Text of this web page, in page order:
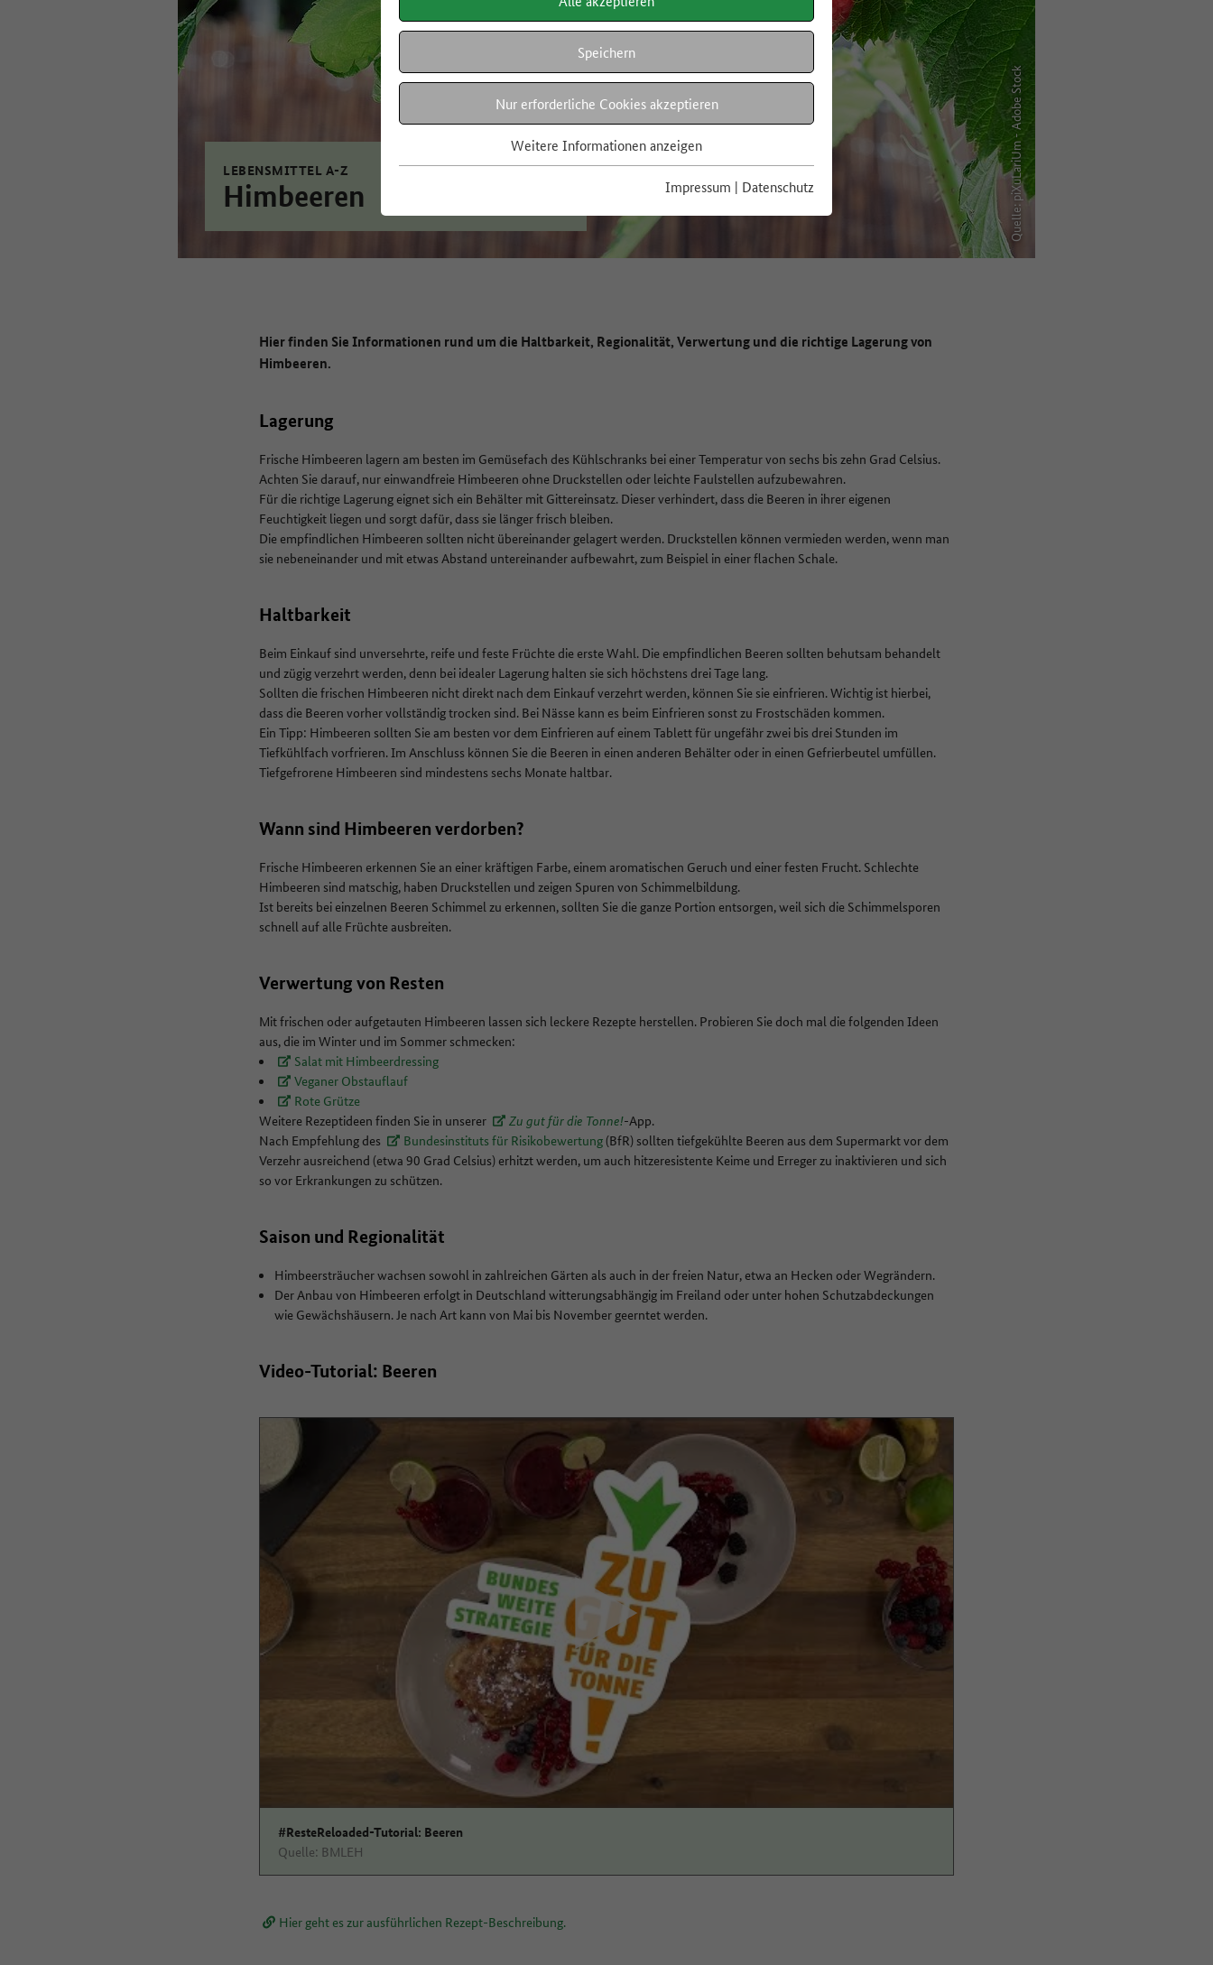
Speichern
Nur erforderliche Cookies akzeptieren
Weitere Informationen anzeigen
Impressum | Datenschutz
LEBENSMITTEL A-Z
Himbeeren Quelle: piXuLariUm - Adobe Stock
Hier finden Sie Informationen rund um die Haltbarkeit, Regionalität, Verwertung und die richtige Lagerung von
Himbeeren.
Lagerung
Frische Himbeeren lagern am besten im Gemüsefach des Kühlschranks bei einer Temperatur von sechs bis zehn Grad Celsius.
Achten Sie darauf, nur einwandfreie Himbeeren ohne Druckstellen oder leichte Faulstellen aufzubewahren.
Für die richtige Lagerung eignet sich ein Behälter mit Gittereinsatz. Dieser verhindert, dass die Beeren in ihrer eigenen
Feuchtigkeit liegen und sorgt dafür, dass sie länger frisch bleiben.
Die empfindlichen Himbeeren sollten nicht übereinander gelagert werden. Druckstellen können vermieden werden, wenn man
sie nebeneinander und mit etwas Abstand untereinander aufbewahrt, zum Beispiel in einer flachen Schale.
Haltbarkeit
Beim Einkauf sind unversehrte, reife und feste Früchte die erste Wahl. Die empfindlichen Beeren sollten behutsam behandelt
und zügig verzehrt werden, denn bei idealer Lagerung halten sie sich höchstens drei Tage lang.
Sollten die frischen Himbeeren nicht direkt nach dem Einkauf verzehrt werden, können Sie sie einfrieren. Wichtig ist hierbei,
dass die Beeren vorher vollständig trocken sind. Bei Nässe kann es beim Einfrieren sonst zu Frostschäden kommen.
Ein Tipp: Himbeeren sollten Sie am besten vor dem Einfrieren auf einem Tablett für ungefähr zwei bis drei Stunden im
Tiefkühlfach vorfrieren. Im Anschluss können Sie die Beeren in einen anderen Behälter oder in einen Gefrierbeutel umfüllen.
Tiefgefrorene Himbeeren sind mindestens sechs Monate haltbar.
Wann sind Himbeeren verdorben?
Frische Himbeeren erkennen Sie an einer kräftigen Farbe, einem aromatischen Geruch und einer festen Frucht. Schlechte
Himbeeren sind matschig, haben Druckstellen und zeigen Spuren von Schimmelbildung.
Ist bereits bei einzelnen Beeren Schimmel zu erkennen, sollten Sie die ganze Portion entsorgen, weil sich die Schimmelsporen
schnell auf alle Früchte ausbreiten.
Verwertung von Resten
Mit frischen oder aufgetauten Himbeeren lassen sich leckere Rezepte herstellen. Probieren Sie doch mal die folgenden Ideen
aus, die im Winter und im Sommer schmecken:
Salat mit Himbeerdressing
Veganer Obstauflauf
Rote Grütze
Weitere Rezeptideen finden Sie in unserer
Zu gut für die Tonne!-App.
Nach Empfehlung des
Bundesinstituts für Risikobewertung (BfR) sollten tiefgekühlte Beeren aus dem Supermarkt vor dem
Verzehr ausreichend (etwa 90 Grad Celsius) erhitzt werden, um auch hitzeresistente Keime und Erreger zu inaktivieren und sich
so vor Erkrankungen zu schützen.
Saison und Regionalität
Himbeersträucher wachsen sowohl in zahlreichen Gärten als auch in der freien Natur, etwa an Hecken oder Wegrändern.
Der Anbau von Himbeeren erfolgt in Deutschland witterungsabhängig im Freiland oder unter hohen Schutzabdeckungen
wie Gewächshäusern. Je nach Art kann von Mai bis November geerntet werden.
Video-Tutorial: Beeren
#ResteReloaded-Tutorial: Beeren
Quelle: BMLEH
Hier geht es zur ausführlichen Rezept-Beschreibung.